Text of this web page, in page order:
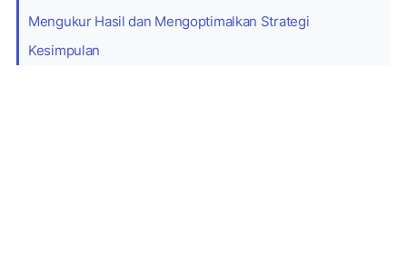
Mengukur Hasil dan Mengoptimalkan Strategi
Kesimpulan